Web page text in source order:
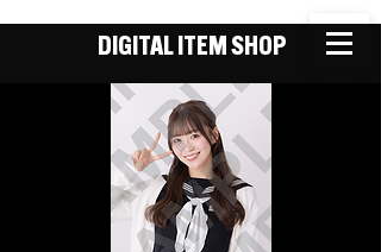
DIGITAL ITEM SHOP